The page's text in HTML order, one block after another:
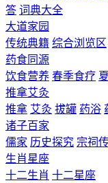
答 词典大全
大道家园
传统典籍 综合浏览区
药食同源
饮食营养 春季食疗
推拿艾灸
推拿 艾灸 拔罐 药浴
诸子百家
儒家 历史探究 宗祠
生肖星座
十二生肖 十二星座